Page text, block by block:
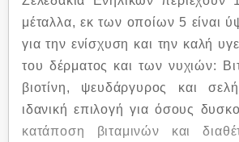
μέταλλα, εκ των οποίων 5 είναι
για την ενίσχυση και την καλή
του δέρματος και των νυχιών:
βιοτίνη, ψευδάργυρος και
ιδανική επιλογή για όσους
κατάποση βιταμινών και